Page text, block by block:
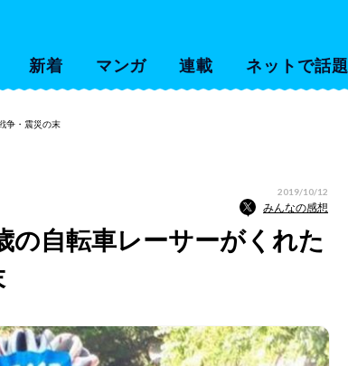
新着 マンガ 連載 ネットで話題
争・震災の末
2019/10/12
みんなの感想
の自転車レーサーがくれた